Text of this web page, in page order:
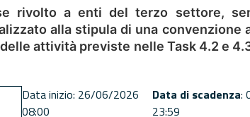
rivolto a enti del terzo settore,
alla stipula di una convenzione
attività previste nelle Task 4.2 e
Data inizio: 26/06/2026
08:00
Data di scadenza:
23:59